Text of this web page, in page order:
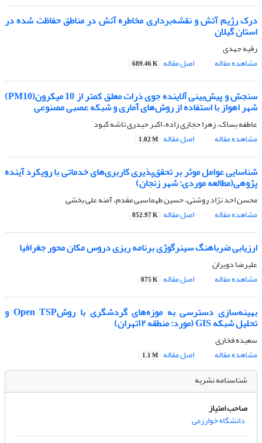
درک رژیم آتش و نقشه‌برداری مخاطره آتش در مناطق حفاظت شده در
استان گیلان
رقیه جهدی
مشاهده مقاله
اصل مقاله 689.46 K
سنجش و پیش‌بینی آلاینده جوی ذرات معلق کمتر از 10 میکرون(PM10)
شهر اهواز با استفاده از روش‌های آماری و شبکه عصبی مصنوعی
عاطفه بساک، زهرا حجازی زاده، اکبر حیدری تاشه کبود
مشاهده مقاله
اصل مقاله 1.02 M
شناسایی عوامل موثر بر تحقق‌پذیری کاربری‌های خدماتی با رویکرد آینده
پژوهی(مطالعه موردی: شهر زنجان)
محسن احد نژاد روشتی، حسین طهماسبی مقدم، آمنه علی بخشی
مشاهده مقاله
اصل مقاله 852.97 K
ارزیابی ضرباهنگ سینرگوژی برنامه ریزی دروس مکان محور جغرافیا
علیرضا دویران
مشاهده مقاله
اصل مقاله 875 K
بهینه‌سازی دسترسی به موزه‌های گردشگری با روشOpen TSP و
تحلیل شبکه GIS (مورد: منطقه ۱۲تهران)
سعیده فخاری
مشاهده مقاله
اصل مقاله 1.1 M
شناسنامه نشریه
صاحب امتیاز
دانشگاه خوارزمی